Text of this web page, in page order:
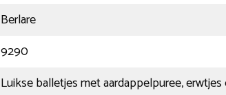
Berlare
9290
Luikse balletjes met aardappelpuree,